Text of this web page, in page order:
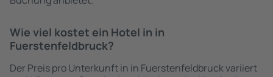
Wie viel kostet ein Hotel in in
Fuerstenfeldbruck?
Der Preis pro Unterkunft in in Fuerstenfeldbruck variiert